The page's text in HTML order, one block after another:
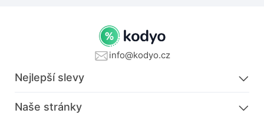
info@kodyo.cz
Nejlepší slevy
Naše stránky